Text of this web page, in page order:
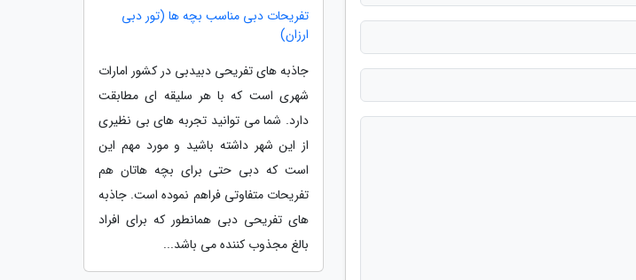
تفریحات دبی مناسب بچه ها (تور دبی
ارزان)
جاذبه های تفریحی دبیدبی در کشور امارات
شهری است که با هر سلیقه ای مطابقت
دارد. شما می توانید تجربه های بی نظیری
از این شهر داشته باشید و مورد مهم این
است که دبی حتی برای بچه هاتان هم
تفریحات متفاوتی فراهم نموده است. جاذبه
های تفریحی دبی همانطور که برای افراد
بالغ مجذوب کننده می باشد...